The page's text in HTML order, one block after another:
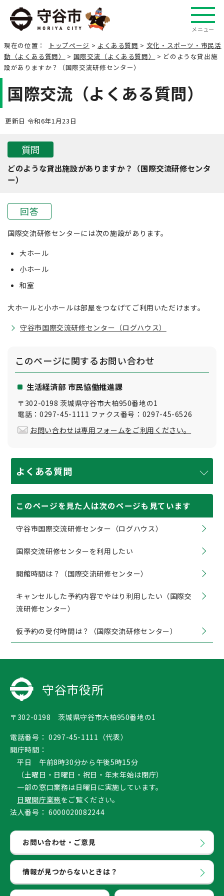
メニュー
現在の位置： トップページ > よくある質問 > 文化・スポーツ・市民活
動（よくある質問）
> 国際交流（よくある質問）
> どのような貸出施
設がありますか？（国際交流研修センター）
国際交流（よくある質問）
更新日 令和6年1月23日
質問
どのような貸出施設がありますか？（国際交流研修センタ
ー）
回答
国際交流研修センターには次の施設があります。
大ホール
小ホール
和室
大ホールと小ホールは部屋をつなげてご利用いただけます。
守谷市国際交流研修センター（ログハウス）
このページに関するお問い合わせ
生活経済部 市民協働推進課
〒302-0198 茨城県守谷市大柏950番地の1
電話：0297-45-1111 ファクス番号：0297-45-6526
お問い合わせは専用フォームをご利用ください。
よくある質問
このページを見た人は次のページも見ています
守谷市国際交流研修センター（ログハウス）
国際交流研修センターを利用したい
開館時間は？（国際交流研修センター）
キャンセルした予約内容でやはり利用したい（国際交
流研修センター）
仮予約の受付時間は？（国際交流研修センター）
守谷市役所
〒302-0198 茨城県守谷市大柏950番地の1
電話番号： 0297-45-1111（代表）
開庁時間：
平日 午前8時30分から午後5時15分
（土曜日・日曜日・祝日・年末年始は閉庁）
一部の窓口業務は日曜日に実施しています。
日曜開庁業務をご覧ください。
法人番号： 6000020082244
お問い合わせ・ご意見
情報が見つからないときは？